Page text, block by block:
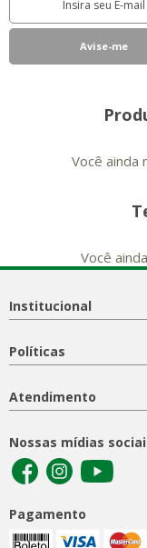
Você ainda
Você
Institucional
Políticas
Atendimento
Nossas mídias
Pagamento